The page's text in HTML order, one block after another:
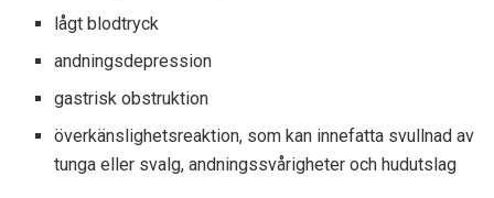
lågt blodtryck
andningsdepression
gastrisk obstruktion
överkänslighetsreaktion, som kan innefatta svullnad av
tunga eller svalg, andningssvårigheter och hudutslag